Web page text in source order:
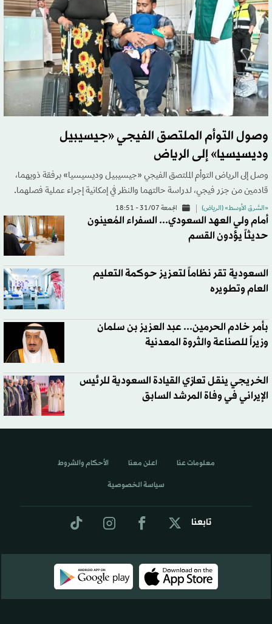
وصول التوأم الملتصق الفيجي «جيسيبيل
وديسيسيا» إلى الرياض
وصل إلى الرياض التوأم الملتصق الفيجي «جيسيبيل وديسيسيا» برفقة ذويهما،
قادمين من جزر فيجي، لدراسة حالتهما والنظر في إمكانية إجراء عملية فصلهما.
«الشرق الأوسط» (الرياض) الجمعة 31/07 - 18:51
أمام ولي العهد السعودي... السفراء المُعينون
حديثاً يؤدون القسم
السعودية تقر نظاماً لتعزيز حوكمة التعليم
العام وتطويره
بأمر خادم الحرمين... عبد العزيز بن سلمان
وزيراً للصناعة والثروة المعدنية
الخريجي ينقل تعازي القيادة السعودية للرئيس
الإيراني في وفاة المرشد السابق
تابعنا
معلومات عنا اعلن معنا الأحكام والشروط
سياسة الخصوصية